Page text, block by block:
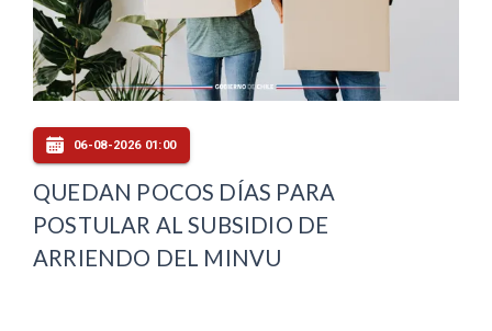
06-08-2026 01:00
QUEDAN POCOS DÍAS PARA
POSTULAR AL SUBSIDIO DE
ARRIENDO DEL MINVU